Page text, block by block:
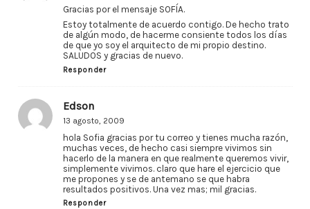
Gracias por el mensaje SOFÍA.
Estoy totalmente de acuerdo contigo. De hecho trato
de algún modo, de hacerme consiente todos los días
de que yo soy el arquitecto de mi propio destino.
SALUDOS y gracias de nuevo.
Responder
Edson
13 agosto, 2009
hola Sofia gracias por tu correo y tienes mucha razón,
muchas veces, de hecho casi siempre vivimos sin
hacerlo de la manera en que realmente queremos vivir,
simplemente vivimos. claro que hare el ejercicio que
me propones y se de antemano se que habra
resultados positivos. Una vez mas; mil gracias.
Responder